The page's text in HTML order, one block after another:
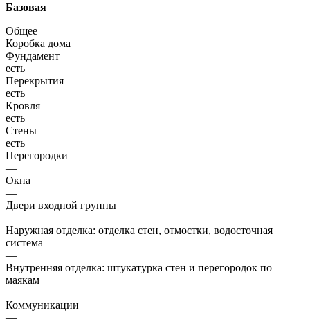
Базовая
Общее
Коробка дома
Фундамент
есть
Перекрытия
есть
Кровля
есть
Стены
есть
Перегородки
—
Окна
—
Двери входной группы
—
Наружная отделка: отделка стен, отмостки, водосточная
система
—
Внутренняя отделка: штукатурка стен и перегородок по
маякам
—
Коммуникации
—